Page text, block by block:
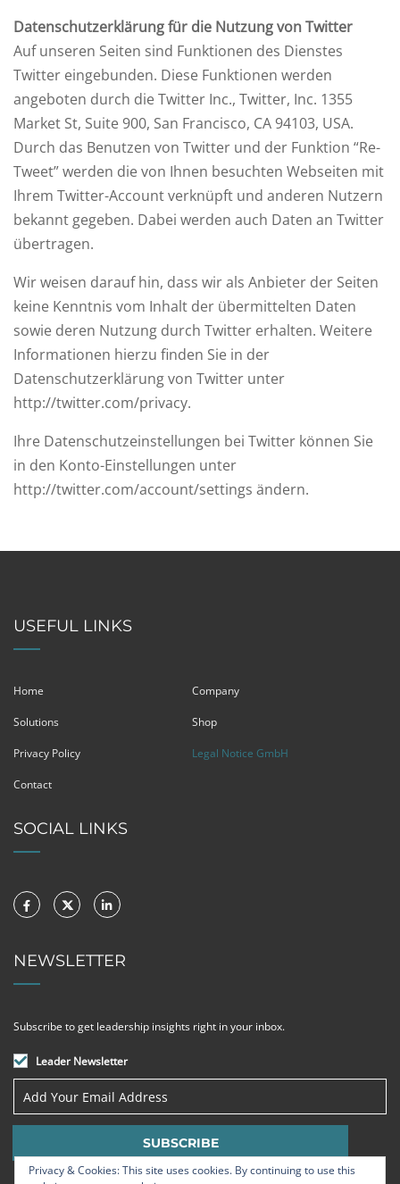
Datenschutzerklärung für die Nutzung von Twitter
Auf unseren Seiten sind Funktionen des Dienstes
Twitter eingebunden. Diese Funktionen werden
angeboten durch die Twitter Inc., Twitter, Inc. 1355
Market St, Suite 900, San Francisco, CA 94103, USA.
Durch das Benutzen von Twitter und der Funktion “Re-
Tweet” werden die von Ihnen besuchten Webseiten mit
Ihrem Twitter-Account verknüpft und anderen Nutzern
bekannt gegeben. Dabei werden auch Daten an Twitter
übertragen.
Wir weisen darauf hin, dass wir als Anbieter der Seiten
keine Kenntnis vom Inhalt der übermittelten Daten
sowie deren Nutzung durch Twitter erhalten. Weitere
Informationen hierzu finden Sie in der
Datenschutzerklärung von Twitter unter
http://twitter.com/privacy.
Ihre Datenschutzeinstellungen bei Twitter können Sie
in den Konto-Einstellungen unter
http://twitter.com/account/settings ändern.
USEFUL LINKS
Home Company
Solutions Shop
Privacy Policy Legal Notice GmbH
Contact
SOCIAL LINKS
NEWSLETTER
Subscribe to get leadership insights right in your inbox.
Leader Newsletter
Privacy & Cookies: This site uses cookies. By continuing to use this